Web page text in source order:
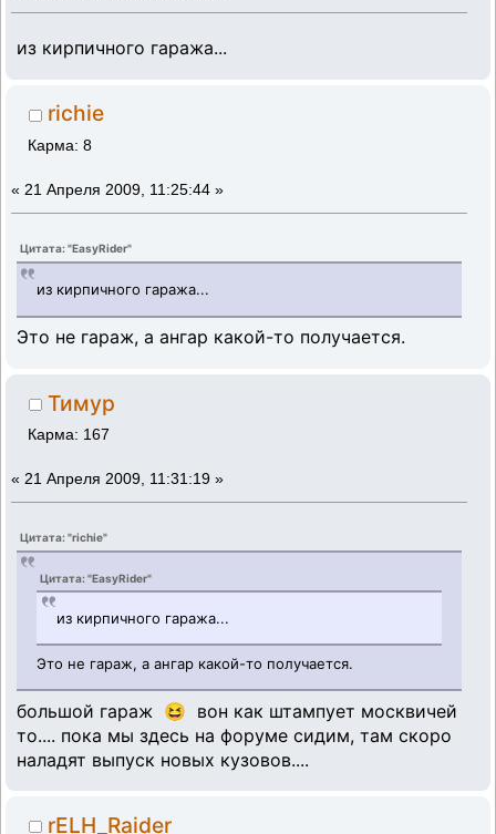
из кирпичного гаража...
richie
Карма: 8
« 21 Апреля 2009, 11:25:44 »
Цитата: "EasyRider"
из кирпичного гаража...
Это не гараж, а ангар какой-то получается.
Тимур
Карма: 167
« 21 Апреля 2009, 11:31:19 »
Цитата: "richie"
Цитата: "EasyRider"
из кирпичного гаража...
Это не гараж, а ангар какой-то получается.
большой гараж 😆 вон как штампует москвичей
то.... пока мы здесь на форуме сидим, там скоро
наладят выпуск новых кузовов....
rELH_Raider